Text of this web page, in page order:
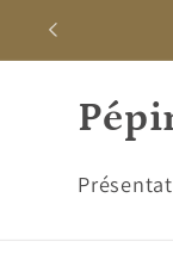
passer
au